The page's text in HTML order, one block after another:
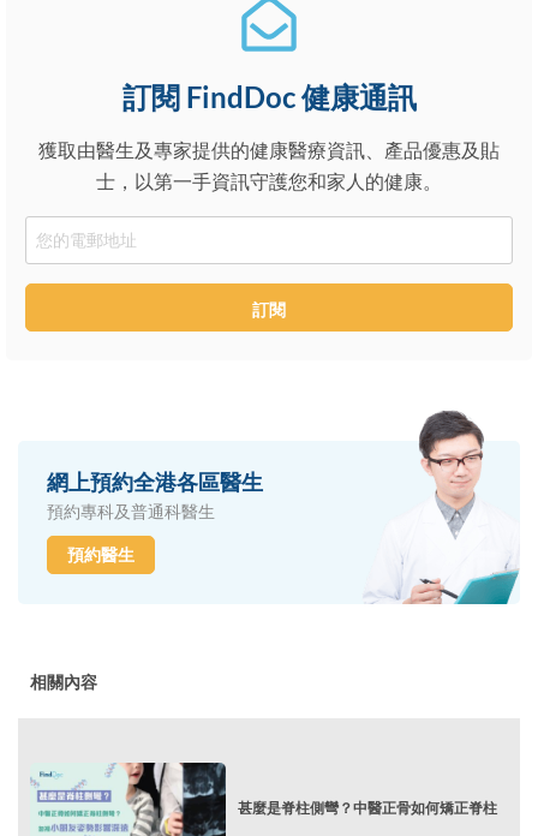
訂閱 FindDoc 健康通訊
獲取由醫生及專家提供的健康醫療資訊、產品優惠及貼
士，以第一手資訊守護您和家人的健康。
Email
訂閱
網上預約全港各區醫生
預約專科及普通科醫生
預約醫生
相關內容
甚麼是脊柱側彎？中醫正骨如何矯正脊柱